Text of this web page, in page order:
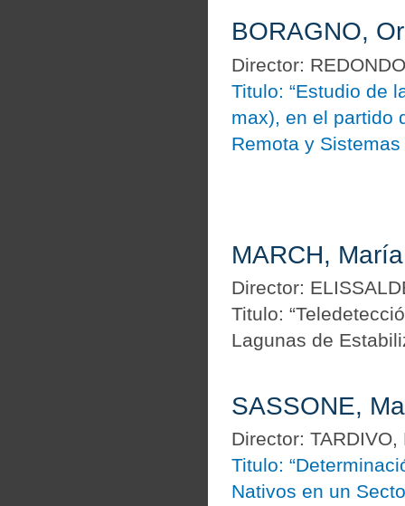
BORAGNO,
Director:
Titulo: “Estudio de
max), en el partido
Remota y
MARCH,
Director:
Titulo:
Lagunas de
SASSONE,
Director: TARDIVO,
Titulo:
Nativos en un